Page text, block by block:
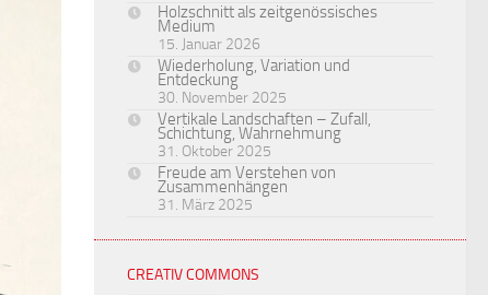
Holzschnitt als zeitgenössisches
Medium
15. Januar 2026
Wiederholung, Variation und
Entdeckung
30. November 2025
Vertikale Landschaften – Zufall,
Schichtung, Wahrnehmung
31. Oktober 2025
Freude am Verstehen von
Zusammenhängen
31. März 2025
CREATIV COMMONS